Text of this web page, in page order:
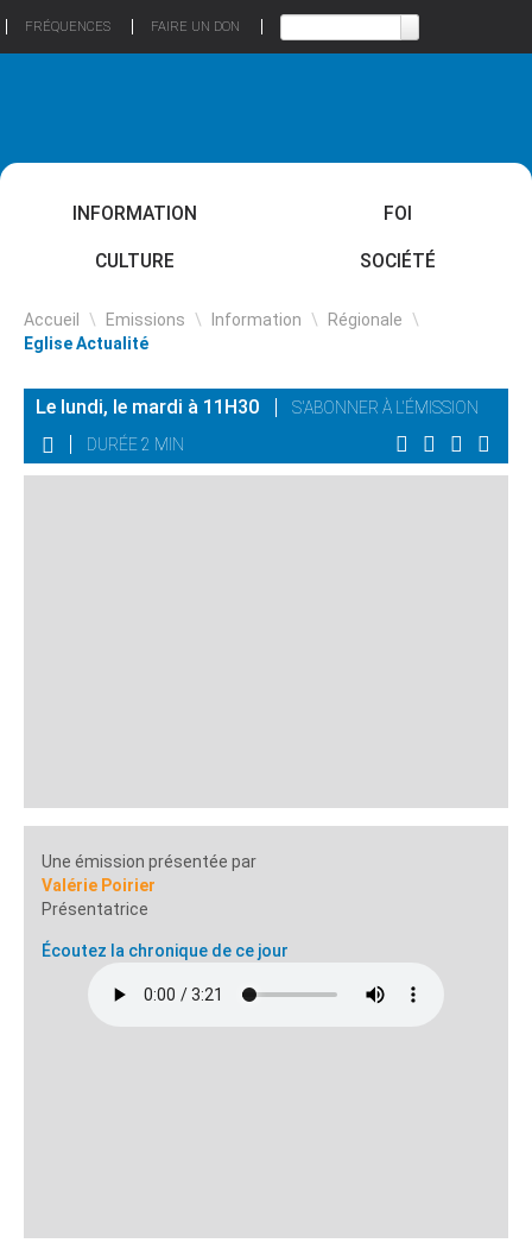
FRÉQUENCES FAIRE UN DON
INFORMATION FOI
CULTURE SOCIÉTÉ
Accueil \ Emissions \ Information \ Régionale \
Eglise Actualité
Le lundi, le mardi à 11H30
S'ABONNER À L'ÉMISSION
DURÉE 2 MIN
Une émission présentée par
Valérie Poirier
Présentatrice
Écoutez la chronique de ce jour